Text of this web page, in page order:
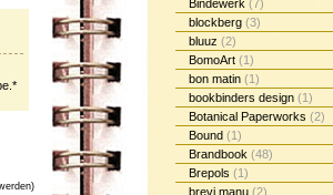
Bindewerk (7)
blockberg (3)
bluuz (2)
BomoArt (1)
bon matin (1)
bookbinders design (1)
Botanical Paperworks (2)
Bound (1)
Brandbook (48)
Brepols (1)
brevi manu (2)